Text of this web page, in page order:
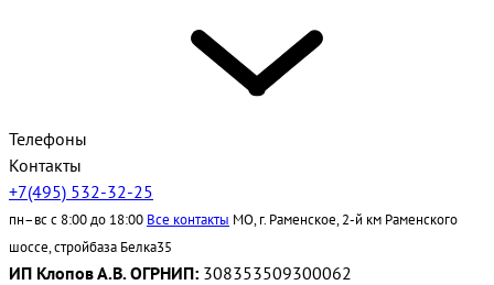
Телефоны
Контакты
+7(495) 532-32-25
пн–вс с 8:00 до 18:00 Все контакты МО, г. Раменское, 2-й км Раменского
шоссе, стройбаза Белка35
ИП Клопов А.В. ОГРНИП: 308353509300062